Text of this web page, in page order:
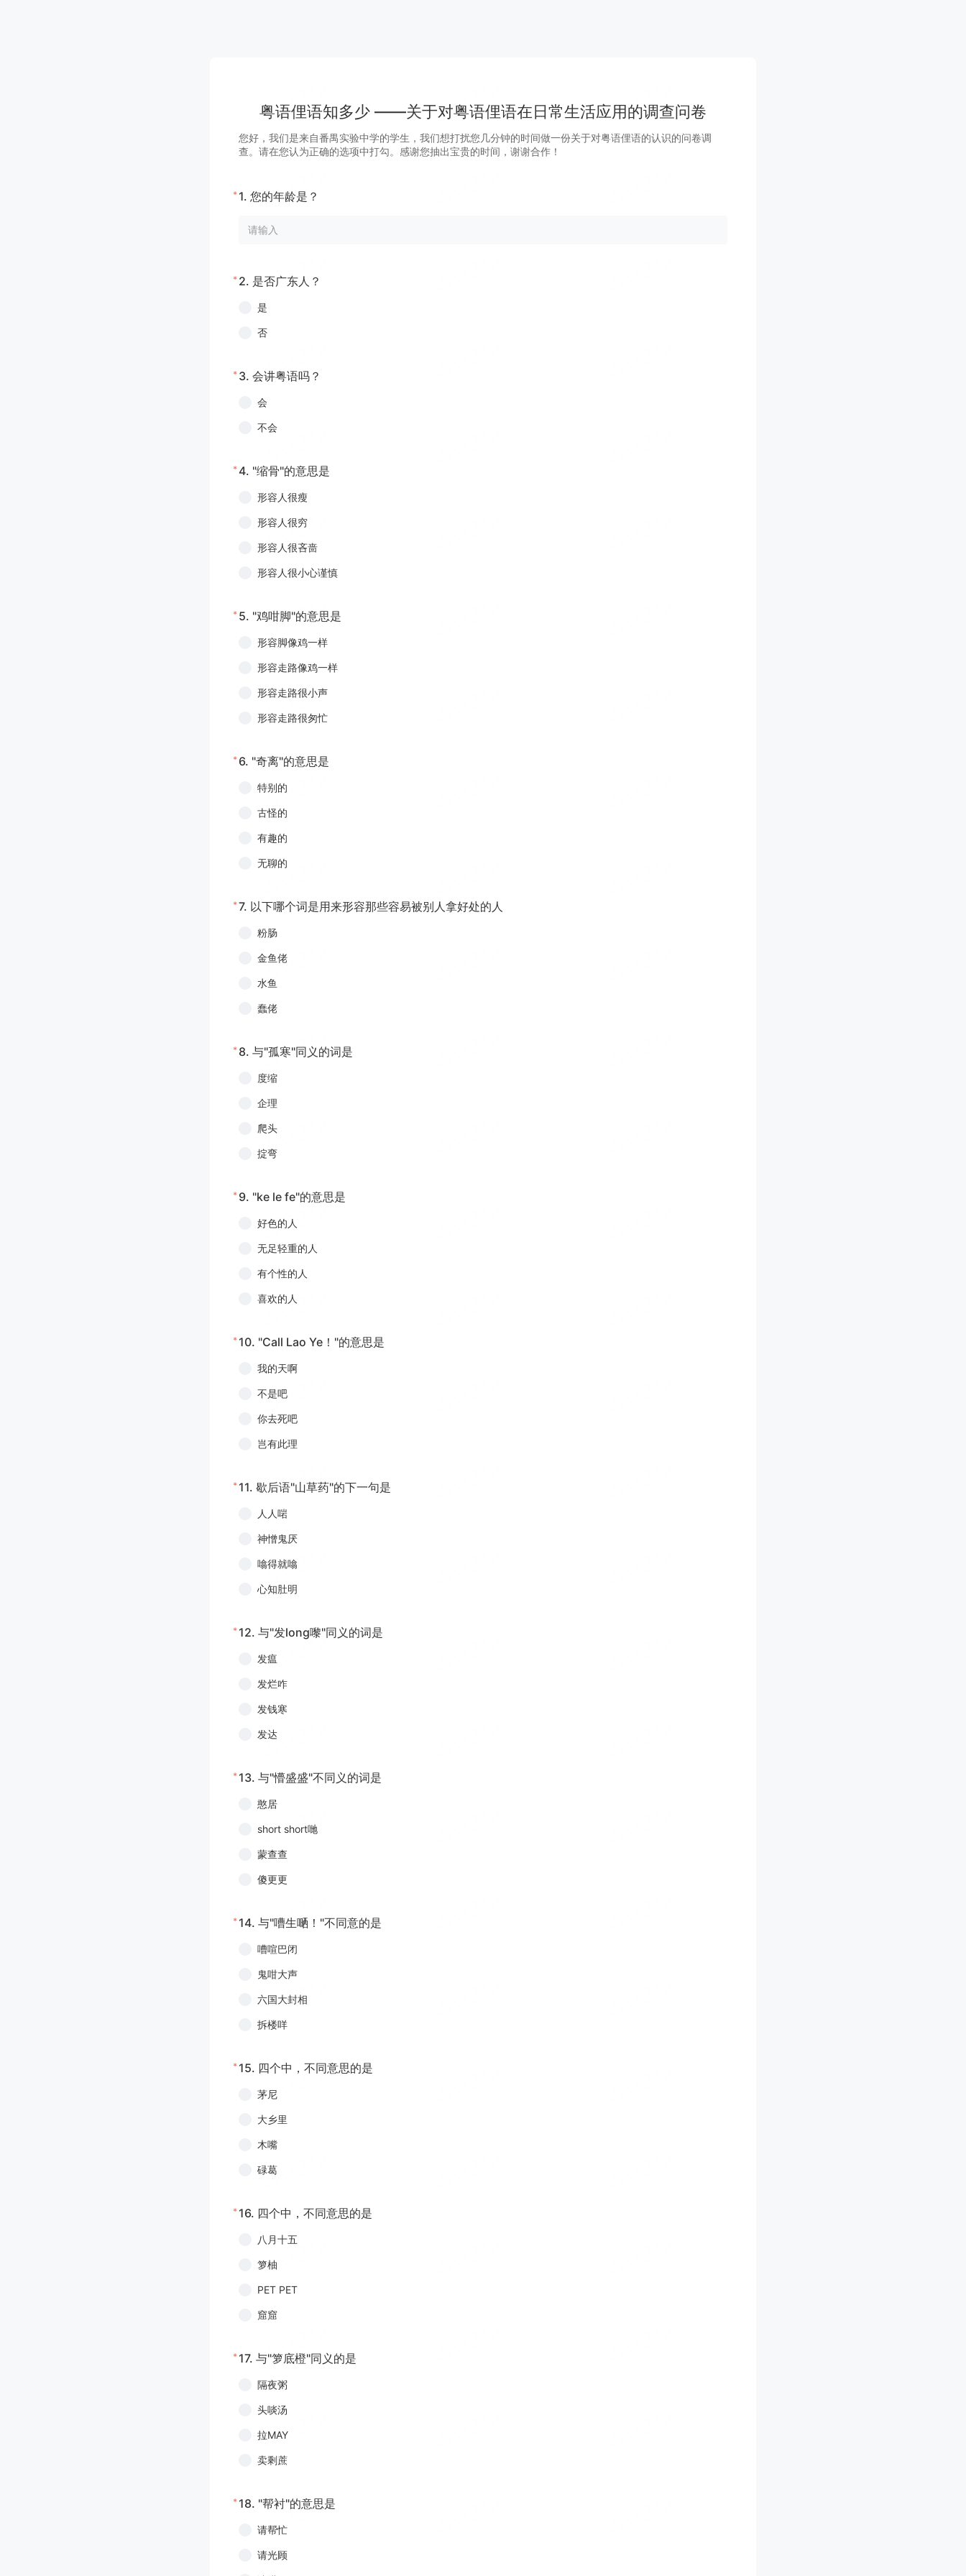
粤语俚语知多少 ——关于对粤语俚语在日常生活应用的调查问卷
您好，我们是来自番禺实验中学的学生，我们想打扰您几分钟的时间做一份关于对粤语俚语的认识的问卷调
查。请在您认为正确的选项中打勾。感谢您抽出宝贵的时间，谢谢合作！
* 1. 您的年龄是？
* 2. 是否广东人？
是
否
* 3. 会讲粤语吗？
会
不会
* 4. "缩骨"的意思是
形容人很瘦
形容人很穷
形容人很吝啬
形容人很小心谨慎
* 5. "鸡咁脚"的意思是
形容脚像鸡一样
形容走路像鸡一样
形容走路很小声
形容走路很匆忙
* 6. "奇离"的意思是
特别的
古怪的
有趣的
无聊的
*7. 以下哪个词是用来形容那些容易被别人拿好处的人
粉肠
金鱼佬
水鱼
蠢佬
* 8. 与"孤寒"同义的词是
度缩
企理
爬头
掟弯
* 9. "ke le fe"的意思是
好色的人
无足轻重的人
有个性的人
喜欢的人
* 10. "Call Lao Ye！"的意思是
我的天啊
不是吧
你去死吧
岂有此理
* 11. 歇后语"山草药"的下一句是
人人啱
神憎鬼厌
噏得就噏
心知肚明
* 12. 与"发long嚟"同义的词是
发瘟
发烂咋
发钱寒
发达
* 13. 与"懵盛盛"不同义的词是
憨居
short short哋
蒙查查
傻更更
* 14. 与"嘈生嗮！"不同意的是
嘈喧巴闭
鬼咁大声
六国大封相
拆楼咩
* 15. 四个中，不同意思的是
茅尼
大乡里
木嘴
碌葛
* 16. 四个中，不同意思的是
八月十五
箩柚
PET PET
窟窟
* 17. 与"箩底橙"同义的是
隔夜粥
头啖汤
拉MAY
卖剩蔗
* 18. "帮衬"的意思是
请帮忙
请光顾